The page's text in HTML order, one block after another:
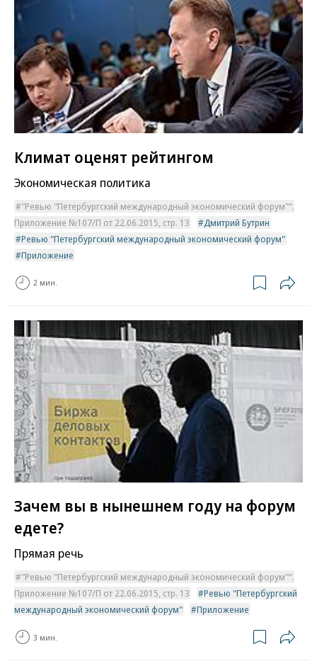
Климат оценят рейтингом
Экономическая политика
"Ревью "Петербургский международный экономический форум"".
Приложение №107/П от 22.06.2015, стр. 13
Дмитрий Бутрин
Ревью "Петербургский международный экономический форум"
Приложение
2 мин.
Зачем вы в нынешнем году на форум
едете?
Прямая речь
"Ревью "Петербургский международный экономический форум"".
Приложение №107/П от 22.06.2015, стр. 13
Ревью "Петербургский
международный экономический форум"
Приложение
3 мин.